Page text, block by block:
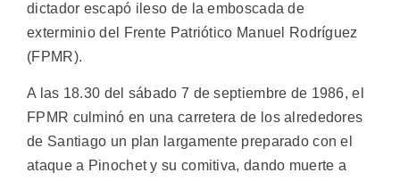
dictador escapó ileso de la emboscada de
exterminio del Frente Patriótico Manuel Rodríguez
(FPMR).
A las 18.30 del sábado 7 de septiembre de 1986, el
FPMR culminó en una carretera de los alrededores
de Santiago un plan largamente preparado con el
ataque a Pinochet y su comitiva, dando muerte a